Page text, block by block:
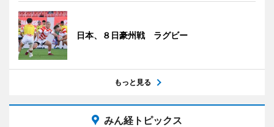
日本、８日豪州戦 ラグビー
もっと見る
みん経トピックス